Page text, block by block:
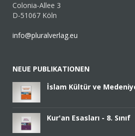
Colonia-Allee 3
D-51067 Köln
info@pluralverlag.eu
NEUE PUBLIKATIONEN
İslam Kültür ve
Kur'an Esasları - 8. Sınıf